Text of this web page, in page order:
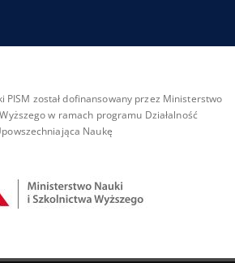
PISM został dofinansowany przez Ministerstwo
w ramach programu Działalność
Naukę